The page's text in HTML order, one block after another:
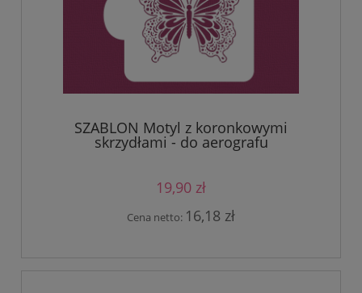
SZABLON Motyl z koronkowymi
skrzydłami - do aerografu
19,90 zł
Cena netto: 16,18 zł